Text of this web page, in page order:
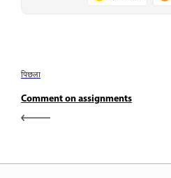
पिछला
Comment on assignments